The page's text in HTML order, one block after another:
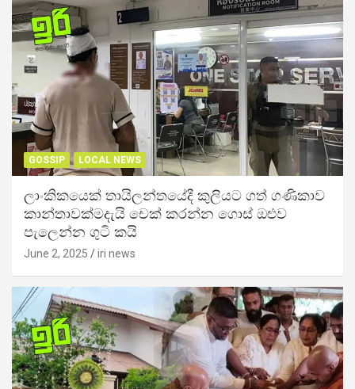
GOSSIP LOCAL NEWS
ලාංකිකයෙක් තායිලන්තයේදී කුලියට ගත් ගණිකාව
කාන්තාවක්මදැයි චෙක් කරන්න ගොස් ඔළුව
පැලෙන්න ගුටි කයි
June 2, 2025 iri news